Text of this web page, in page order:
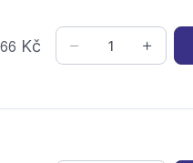
66 Kč